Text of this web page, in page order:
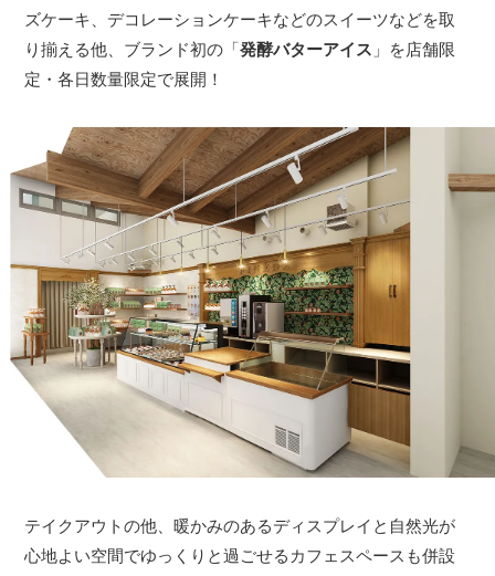
ズケーキ、デコレーションケーキなどのスイーツなどを取
り揃える他、ブランド初の「発酵バターアイス 」を店舗限
定・各日数量限定で展開！
テイクアウトの他、暖かみのあるディスプレイと自然光が
心地よい空間でゆっくりと過ごせるカフェスペースも併設